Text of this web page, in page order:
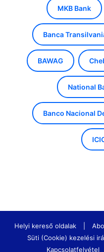
MKB Bank
Banca
BAWAG
National
Banco Nacional
Helyi kereső oldalak
Süti (Cookie) kezelési
Kapcsolatfelvétel